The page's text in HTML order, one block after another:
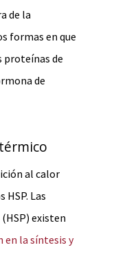
de la
formas en que
proteínas de
de
al calor
HSP. Las
existen
en la síntesis y